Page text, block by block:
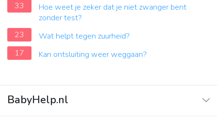
33
Hoe weet je zeker dat je niet zwanger bent
zonder test?
23
Wat helpt tegen zuurheid?
17
Kan ontsluiting weer weggaan?
BabyHelp.nl